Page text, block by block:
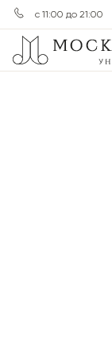
с 11:00 до 21:00